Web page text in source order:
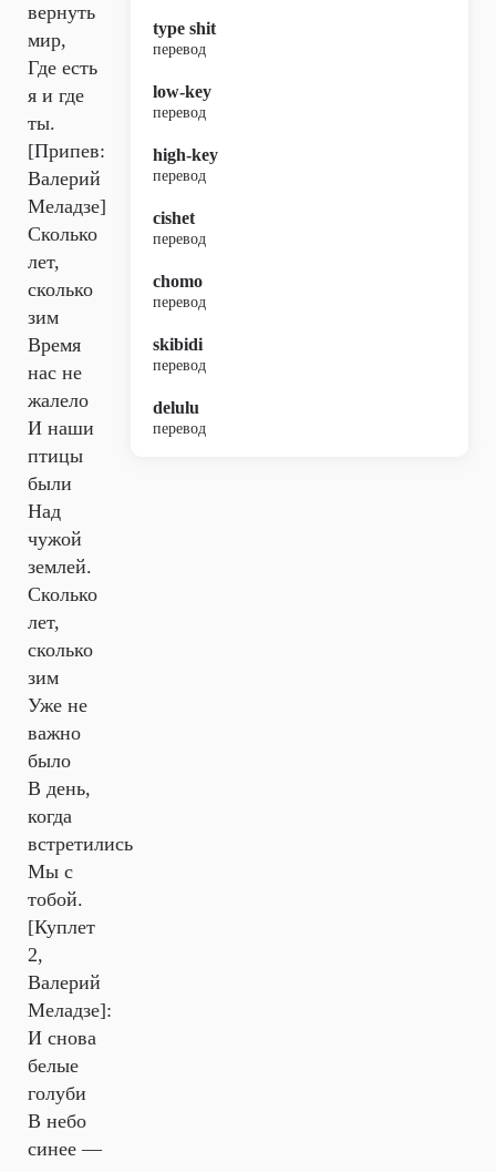
вернуть
мир,
Где есть
я и где
ты.
[Припев:
Валерий
Меладзе]
Сколько
лет,
сколько
зим
Время
нас не
жалело
И наши
птицы
были
Над
чужой
землей.
Сколько
лет,
сколько
зим
Уже не
важно
было
В день,
когда
встретились
Мы с
тобой.
[Куплет
2,
Валерий
Меладзе]:
И снова
белые
голуби
В небо
синее —
type shit
перевод
low-key
перевод
high-key
перевод
cishet
перевод
chomo
перевод
skibidi
перевод
delulu
перевод